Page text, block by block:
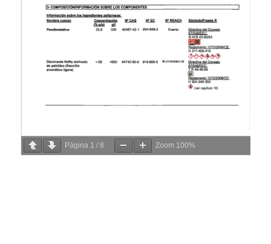
Página 1 / 8 Zoom 100%